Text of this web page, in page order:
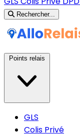
Rechercher...
GLS
Colis Privé